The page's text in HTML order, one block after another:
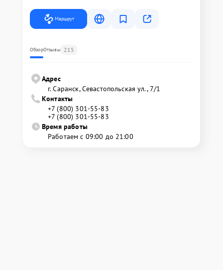
Маршрут
ОбзорОтзывы 215
Адрес
г. Саранск, Севастопольская ул., 7/1
Контакты
+7 (800) 301-55-83
+7 (800) 301-55-83
Время работы
Работаем с 09:00 до 21:00